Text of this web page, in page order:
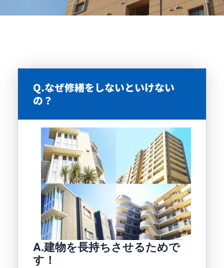
Q.なぜ修繕をしないといけない
の？
A.建物を長持ちさせるためで
す！